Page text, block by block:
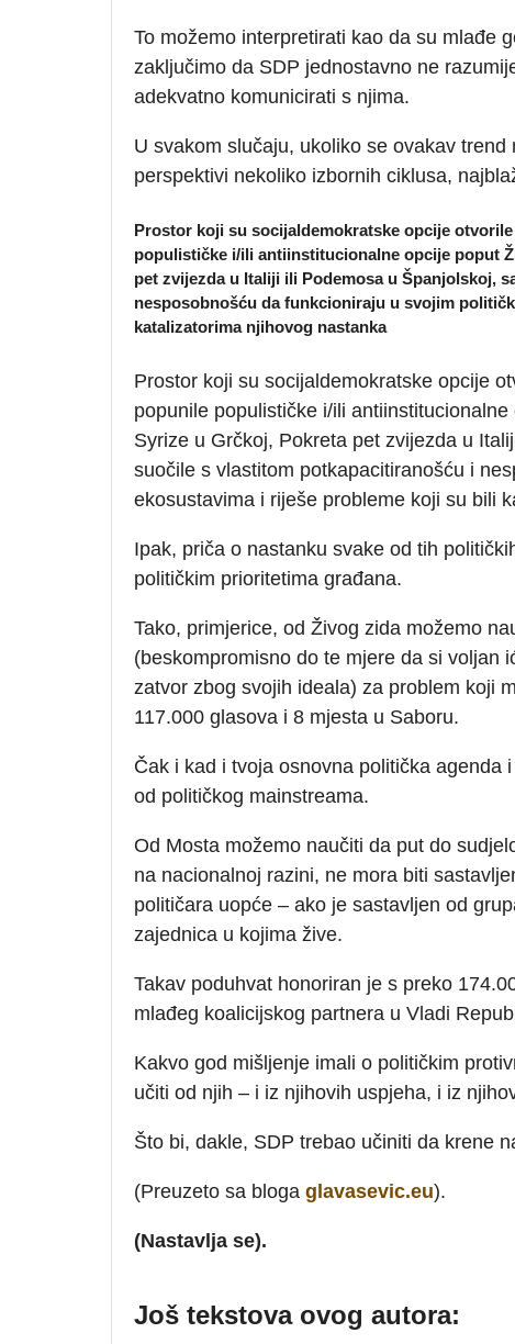
To možemo interpretirati kao da su mlađe
zaključimo da SDP jednostavno ne
adekvatno komunicirati s njima.
U svakom slučaju, ukoliko se ovakav
perspektivi nekoliko izbornih ciklusa,
Prostor koji su socijaldemokratske opcije
populističke i/ili antiinstitucionalne opcije poput
pet zvijezda u Italiji ili Podemosa u Španjolskoj,
nesposobnošću da funkcioniraju u svojim
katalizatorima njihovog nastanka
Prostor koji su socijaldemokratske opcije
popunile populističke i/ili
Syrize u Grčkoj, Pokreta pet zvijezda u
suočile s vlastitom potkapacitiranošću i
ekosustavima i riješe probleme koji su bili
Ipak, priča o nastanku svake od tih
političkim prioritetima građana.
Tako, primjerice, od Živog zida možemo
(beskompromisno do te mjere da si voljan
zatvor zbog svojih ideala) za problem koji
117.000 glasova i 8 mjesta u Saboru.
Čak i kad i tvoja osnovna politička agenda
od političkog mainstreama.
Od Mosta možemo naučiti da put do
na nacionalnoj razini, ne mora biti
političara uopće – ako je sastavljen od
zajednica u kojima žive.
Takav poduhvat honoriran je s preko
mlađeg koalicijskog partnera u Vladi
Kakvo god mišljenje imali o političkim
učiti od njih – i iz njihovih uspjeha, i iz
Što bi, dakle, SDP trebao učiniti da krene
(Preuzeto sa bloga glavasevic.eu).
(Nastavlja se).
Još tekstova ovog autora: